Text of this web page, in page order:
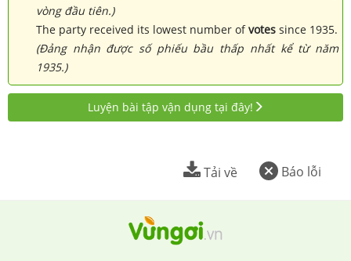
vòng đầu tiên.)
The party received its lowest number ofvotes since 1935.
(Đảng nhận được số phiếu bầu thấp nhất kể từ năm
1935.)
Luyện bài tập vận dụng tại đây!
Báo lỗi
Tải về